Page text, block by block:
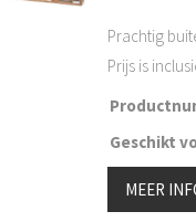
Prachtig
Prijs is
Geschikt
MEER